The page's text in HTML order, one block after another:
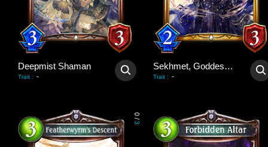
Deepmist Shaman
Trait : -
Sekhmet, Goddess of Plague
Trait : -
0
/
3